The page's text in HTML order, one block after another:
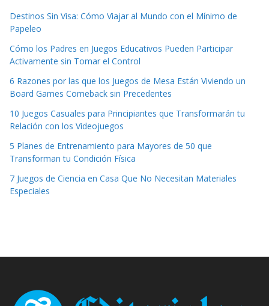
Destinos Sin Visa: Cómo Viajar al Mundo con el Mínimo de
Papeleo
Cómo los Padres en Juegos Educativos Pueden Participar
Activamente sin Tomar el Control
6 Razones por las que los Juegos de Mesa Están Viviendo un
Board Games Comeback sin Precedentes
10 Juegos Casuales para Principiantes que Transformarán tu
Relación con los Videojuegos
5 Planes de Entrenamiento para Mayores de 50 que
Transforman tu Condición Física
7 Juegos de Ciencia en Casa Que No Necesitan Materiales
Especiales